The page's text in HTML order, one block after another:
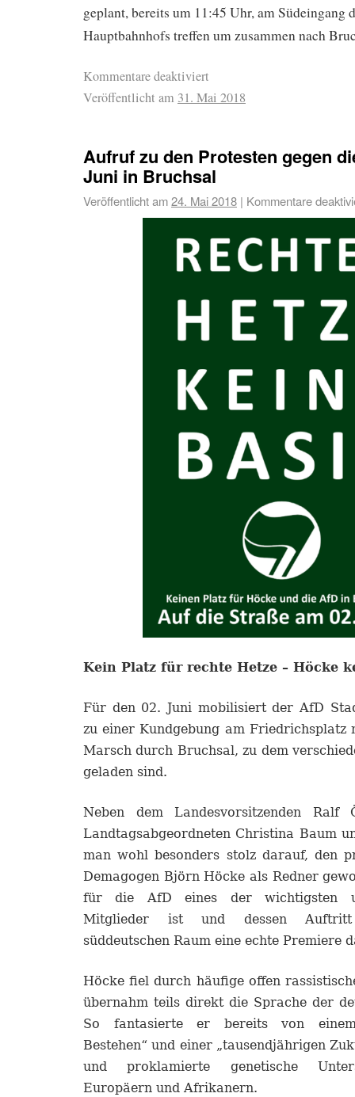
geplant, bereits um 11:45 Uhr, am Südeingang
Hauptbahnhofs treffen um zusammen nach
Kommentare deaktiviert
Veröffentlicht am 31. Mai 2018
Aufruf zu den Protesten gegen
Juni in Bruchsal
Veröffentlicht am24. Mai 2018 | Kommentare
Kein Platz für rechte Hetze – Höcke
Für den 02. Juni mobilisiert der AfD
zu einer Kundgebung am Friedrichsplatz
Marsch durch Bruchsal, zu dem
geladen sind.
Neben dem Landesvorsitzenden Ralf
Landtagsabgeordneten Christina Baum
man wohl besonders stolz darauf, den
Demagogen Björn Höcke als Redner
für die AfD eines der wichtigsten
Mitglieder ist und dessen
süddeutschen Raum eine echte Premiere
Höcke fiel durch häufige offen
übernahm teils direkt die Sprache der
So fantasierte er bereits von einem
Bestehen“ und einer „tausendjährigen
und proklamierte genetische
Europäern und Afrikanern.